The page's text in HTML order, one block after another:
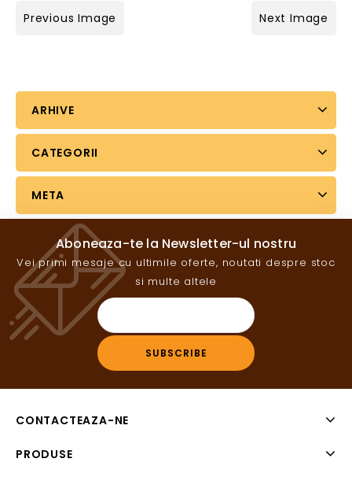
Previous Image Next Image
ARHIVE
CATEGORII
META
Aboneaza-te la Newsletter-ul nostru
Vei primi mesaje cu ultimile oferte, noutati despre stoc
si multe altele
CONTACTEAZA-NE
PRODUSE